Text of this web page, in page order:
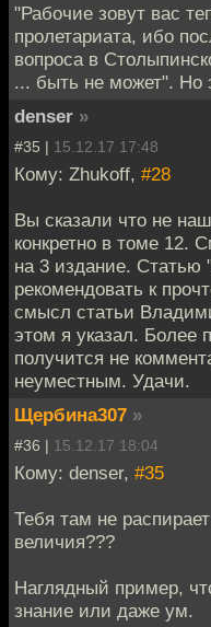
"Рабочие зовут вас
пролетариата, ибо
вопроса в
... быть не может". Но
denser »
#35 | 15.12.17 17:48
Кому: Zhukoff, #28
Вы сказали что не
конкретно в томе 12.
на 3 издание. Статью
рекомендовать к
смысл статьи
этом я указал. Более
получится не
неуместным. Удачи.
Щербина307 »
#36 | 15.12.17 18:04
Кому: denser, #35
Тебя там не
величия???
Наглядный пример,
знание или даже ум.